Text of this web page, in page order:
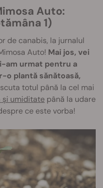
1)
de canabis, la jurnalul
Auto! Mai jos, vei
am urmat pentru a
o plantă sănătoasă,
totul până la cel mai
umiditate până la udare
ce este vorba!